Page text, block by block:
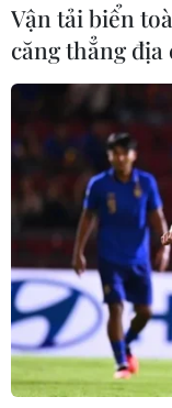
Trung Quốc
trên Bán đảo
Vận tải biển
căng thẳng